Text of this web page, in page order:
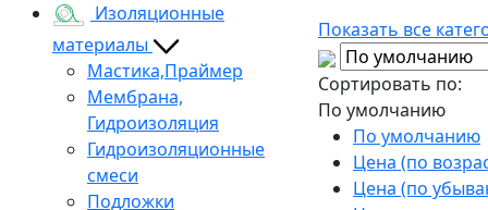
Изоляционные
материалы
Мастика,Праймер
Мембрана,
Гидроизоляция
Гидроизоляционные
смеси
Подложки
Показать все
Сортировать по:
По умолчанию
По умолчанию
Цена (по
Цена (по